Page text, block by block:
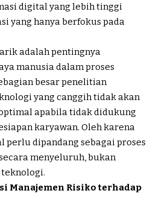
digital yang lebih tinggi
yang hanya berfokus pada
adalah pentingnya
manusia dalam proses
besar penelitian
yang canggih tidak akan
apabila tidak didukung
karyawan. Oleh karena
dipandang sebagai proses
menyeluruh, bukan
Manajemen Risiko terhadap